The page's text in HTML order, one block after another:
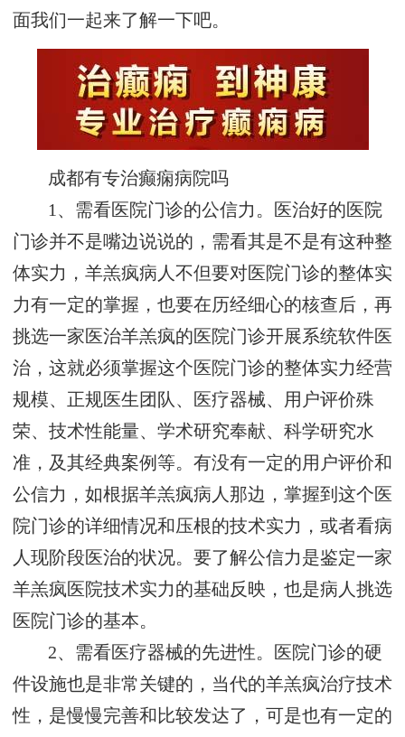
面我们一起来了解一下吧。
成都有专治癫痫病院吗
1、需看医院门诊的公信力。医治好的医院
门诊并不是嘴边说说的，需看其是不是有这种整
体实力，羊羔疯病人不但要对医院门诊的整体实
力有一定的掌握，也要在历经细心的核查后，再
挑选一家医治羊羔疯的医院门诊开展系统软件医
治，这就必须掌握这个医院门诊的整体实力经营
规模、正规医生团队、医疗器械、用户评价殊
荣、技术性能量、学术研究奉献、科学研究水
准，及其经典案例等。有没有一定的用户评价和
公信力，如根据羊羔疯病人那边，掌握到这个医
院门诊的详细情况和压根的技术实力，或者看病
人现阶段医治的状况。要了解公信力是鉴定一家
羊羔疯医院技术实力的基础反映，也是病人挑选
医院门诊的基本。
2、需看医疗器械的先进性。医院门诊的硬
件设施也是非常关键的，当代的羊羔疯治疗技术
性，是慢慢完善和比较发达了，可是也有一定的